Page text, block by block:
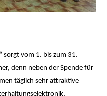
sorgt vom 1. bis zum 31.
denn neben der Spende für
täglich sehr attraktive